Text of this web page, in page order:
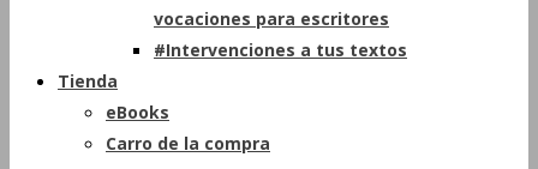
vocaciones para escritores
#Intervenciones a tus textos
Tienda
eBooks
Carro de la compra